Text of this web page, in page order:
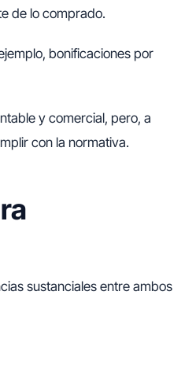
de lo comprado.
bonificaciones por
y comercial, pero, a
con la normativa.
sustanciales entre ambos